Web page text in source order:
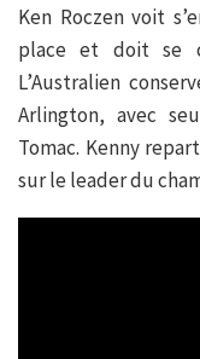
Ken Roczen voit
place et doit se
L’Australien
Arlington, avec
Tomac. Kenny
sur le leader du